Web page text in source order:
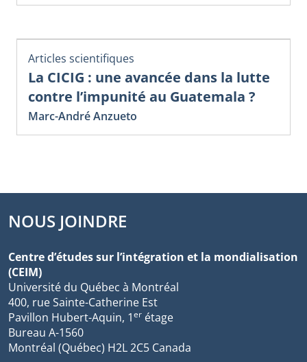
Articles scientifiques
La CICIG : une avancée dans la lutte
contre l’impunité au Guatemala ?
Marc-André Anzueto
NOUS JOINDRE
Centre d’études sur l’intégration et la mondialisation
(CEIM)
Université du Québec à Montréal
400, rue Sainte-Catherine Est
Pavillon Hubert-Aquin, 1er étage
Bureau A-1560
Montréal (Québec) H2L 2C5 Canada